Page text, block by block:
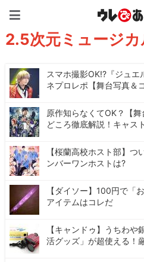
2.5次元ミュージカ
スマホ撮影OK!?『ジュ
ネプロレポ【舞台写真＆
原作知らなくてOK？【
どころ徹底解説！キャス
【桜蘭高校ホスト部】
ンバーワンホストは?
【ダイソー】100円で「
アイテムはコレだ
【キャンドゥ】うちわ
活グッズ」が超使える！